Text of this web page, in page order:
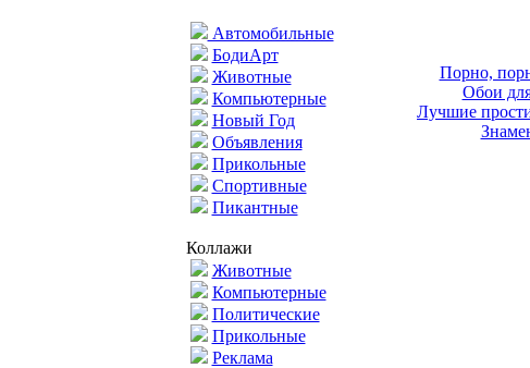
Автомобильные
БодиАрт
Животные
Компьютерные
Новый Год
Объявления
Прикольные
Спортивные
Пикантные
Коллажи
Животные
Компьютерные
Политические
Прикольные
Реклама
Порно,
Обои
Лучшие